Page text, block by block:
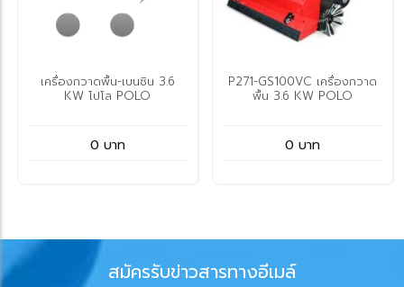
เครื่องกวาดพื้น-เบนซิน 3.6
KW โปโล POLO
0 บาท
P271-GS100VC เครื่องกวาด
พื้น 3.6 KW POLO
0 บาท
สมัครรับข่าวสารทางอีเมล์